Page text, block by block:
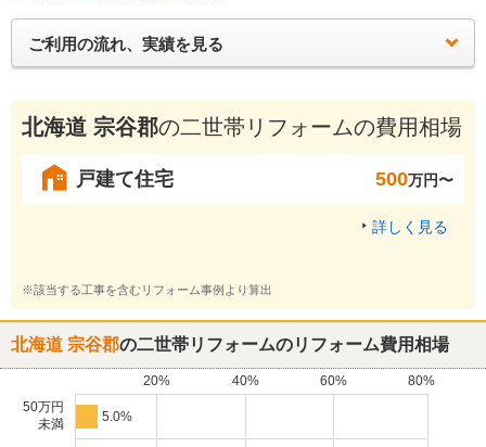
ご利用の流れ、実績を見る
北海道 宗谷郡の二世帯リフォームの費用相場
戸建て住宅 500万円〜
詳しく見る
※該当する工事を含むリフォーム事例より算出
北海道 宗谷郡の二世帯リフォームのリフォーム費用相場
20% 40% 60%
80%
50万円
未満
5.0%